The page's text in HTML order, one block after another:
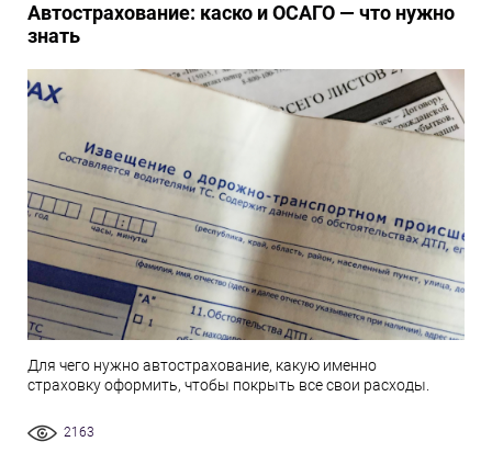
Автострахование: каско и ОСАГО — что нужно
знать
Для чего нужно автострахование, какую именно
страховку оформить, чтобы покрыть все свои расходы.
2163